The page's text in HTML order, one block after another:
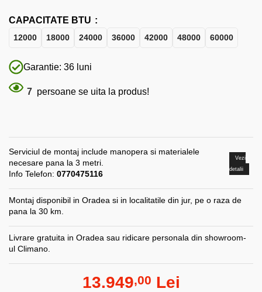
CAPACITATE BTU
12000 18000 24000 36000 42000 48000 60000
Garantie: 36 luni
7 persoane se uita la produs!
Serviciul de montaj include manopera si materialele
necesare pana la 3 metri.
Info Telefon: 0770475116
Vezi
detalii
Montaj disponibil in Oradea si in localitatile din jur, pe o raza de
pana la 30 km.
Livrare gratuita in Oradea sau ridicare personala din showroom-
ul Climano.
13.949,00 Lei